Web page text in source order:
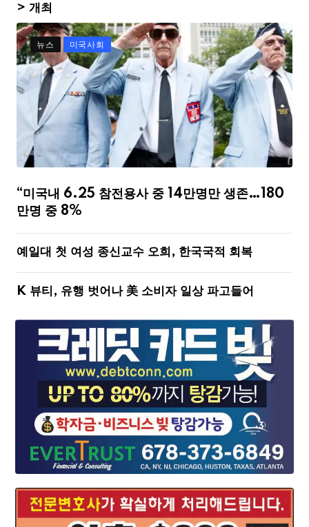
> 개최
뉴스 미국사회
“미국내 6.25 참전용사 중 14만명만 생존…180
만명 중 8%
예일대 첫 여성 종신교수 오희, 한국국적 회복
K 뷰티, 유행 벗어나 美 소비자 일상 파고들어